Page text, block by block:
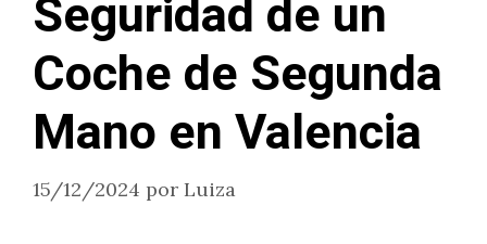
Seguridad de un
Coche de Segunda
Mano en Valencia
15/12/2024 por Luiza